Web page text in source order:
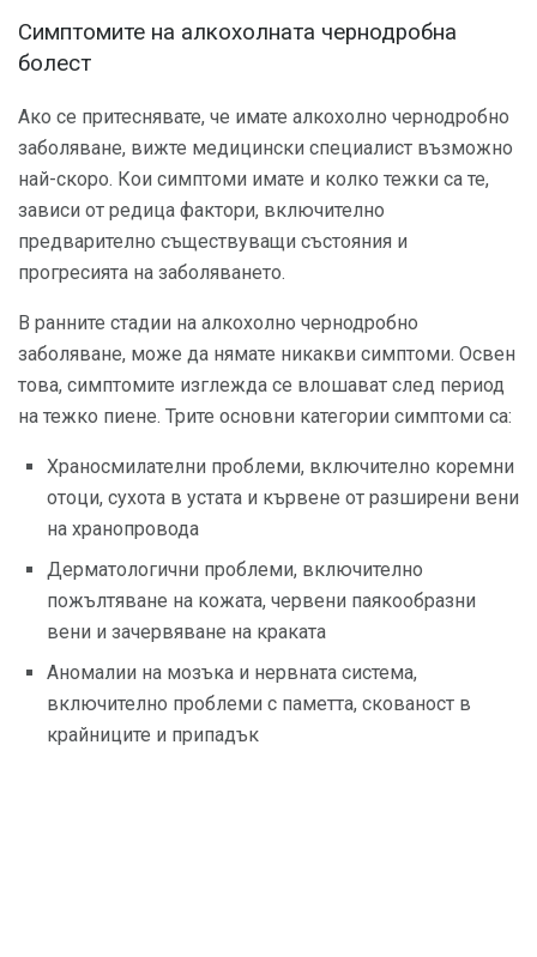
Симптомите на алкохолната чернодробна
болест
Ако се притеснявате, че имате алкохолно чернодробно
заболяване, вижте медицински специалист възможно
най-скоро. Кои симптоми имате и колко тежки са те,
зависи от редица фактори, включително
предварително съществуващи състояния и
прогресията на заболяването.
В ранните стадии на алкохолно чернодробно
заболяване, може да нямате никакви симптоми. Освен
това, симптомите изглежда се влошават след период
на тежко пиене. Трите основни категории симптоми са:
Храносмилателни проблеми, включително коремни
отоци, сухота в устата и кървене от разширени вени
на хранопровода
Дерматологични проблеми, включително
пожълтяване на кожата, червени паякообразни
вени и зачервяване на краката
Аномалии на мозъка и нервната система,
включително проблеми с паметта, скованост в
крайниците и припадък